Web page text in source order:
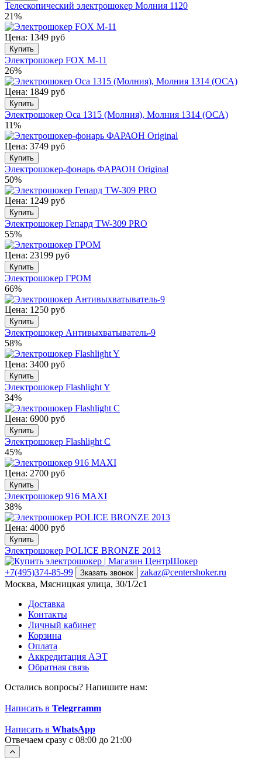
Телескопический электрошокер Молния 1120
21%
Цена: 1349 руб
Купить
Электрошокер FOX M-11
26%
Цена: 1849 руб
Купить
Электрошокер Оса 1315 (Молния), Молния 1314 (ОСА)
11%
Цена: 3749 руб
Купить
Электрошокер-фонарь ФАРАОН Original
50%
Цена: 1249 руб
Купить
Электрошокер Гепард TW-309 PRO
55%
Цена: 23199 руб
Купить
Электрошокер ГРОМ
66%
Цена: 1250 руб
Купить
Электрошокер Антивыхватыватель-9
58%
Цена: 3400 руб
Купить
Электрошокер Flashlight Y
34%
Цена: 6900 руб
Купить
Электрошокер Flashlight C
45%
Цена: 2700 руб
Купить
Электрошокер 916 MAXI
38%
Цена: 4000 руб
Купить
Электрошокер POLICE BRONZE 2013
+7(495)374-85-99 Зказать звонок
zakaz@centershoker.ru
Москва, Мясницкая улица, 30/1/2с1
Доставка
Контакты
Личный кабинет
Корзина
Оплата
Аккредитация АЭТ
Обратная связь
Остались вопросы? Напишите нам:
Написать в Telegrramm
Написать в WhatsApp
Отвечаем сразу с 08:00 до 21:00